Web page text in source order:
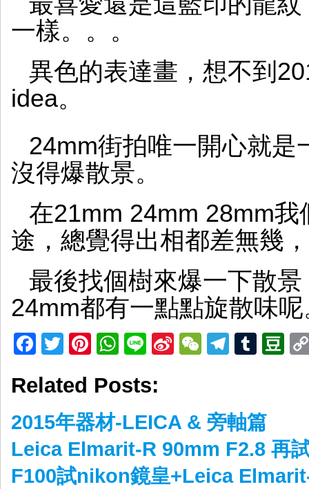
一樣。。。
異色的表達畫，想不到
idea。
24mm街拍唯一開心就是
沒得爆散景。
在21mm 24mm 28mm
途，總覺得出相都差無幾
最後找個樹來爆一下散
24mm都有一點點旋散味呢
Facebook
TwitterPinterest
WhatsApp
LineSinaWeChat
Related Posts:
2015年器材-LEICA & 旁軸篇
Leica Elmarit-R 90mm F2.8 再
F100試nikon鏡皇+Leica